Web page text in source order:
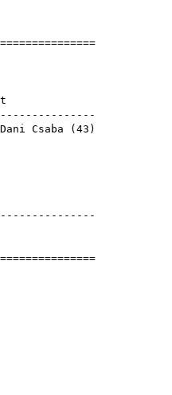
egyesület
Dani Csaba ( 43 )